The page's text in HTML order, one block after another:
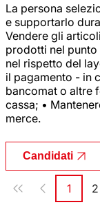
La persona
e supportarlo
Vendere gli
prodotti nel
nel rispetto del
il pagamento - in
bancomat o altre
cassa; •
merce.
Candidati
Paginazione
Pagina
1 2